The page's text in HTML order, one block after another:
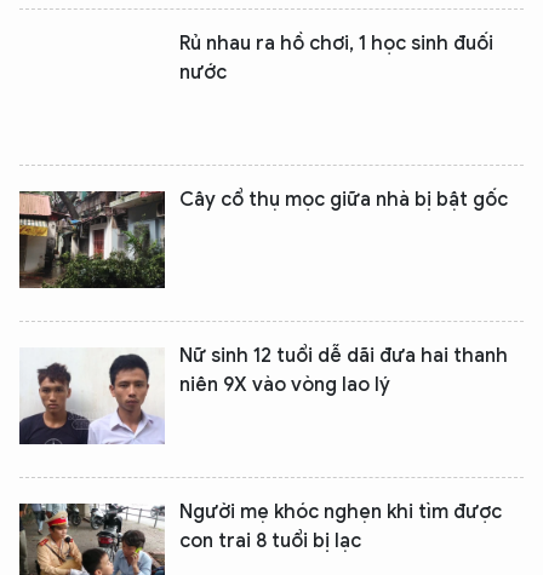
Rủ nhau ra hồ chơi, 1 học sinh đuối
nước
Cây cổ thụ mọc giữa nhà bị bật gốc
Nữ sinh 12 tuổi dễ dãi đưa hai thanh
niên 9X vào vòng lao lý
Người mẹ khóc nghẹn khi tìm được
con trai 8 tuổi bị lạc